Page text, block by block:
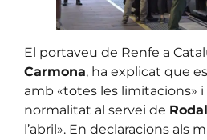
El portaveu de Renfe a
Carmona, ha explicat que
amb «totes les limitacions» i
normalitat al servei de
l’abril». En declaracions als